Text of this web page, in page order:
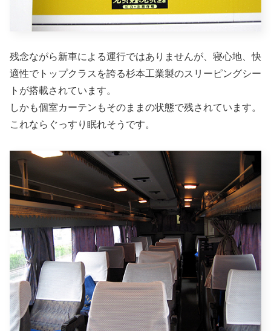
残念ながら新車による運行ではありませんが、寝心地、快
適性でトップクラスを誇る杉本工業製のスリーピングシー
トが搭載されています。
しかも個室カーテンもそのままの状態で残されています。
これならぐっすり眠れそうです。